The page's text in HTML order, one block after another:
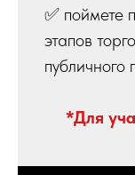
✅ поймете
этапов
публичного
*Для